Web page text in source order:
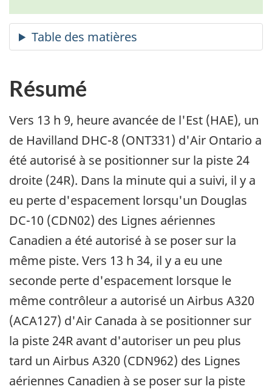
Résumé
Vers 13 h 9, heure avancée de l'Est (HAE), un
de Havilland DHC-8 (ONT331) d'Air Ontario a
été autorisé à se positionner sur la piste 24
droite (24R). Dans la minute qui a suivi, il y a
eu perte d'espacement lorsqu'un Douglas
DC-10 (CDN02) des Lignes aériennes
Canadien a été autorisé à se poser sur la
même piste. Vers 13 h 34, il y a eu une
seconde perte d'espacement lorsque le
même contrôleur a autorisé un Airbus A320
(ACA127) d'Air Canada à se positionner sur
la piste 24R avant d'autoriser un peu plus
tard un Airbus A320 (CDN962) des Lignes
aériennes Canadien à se poser sur la piste